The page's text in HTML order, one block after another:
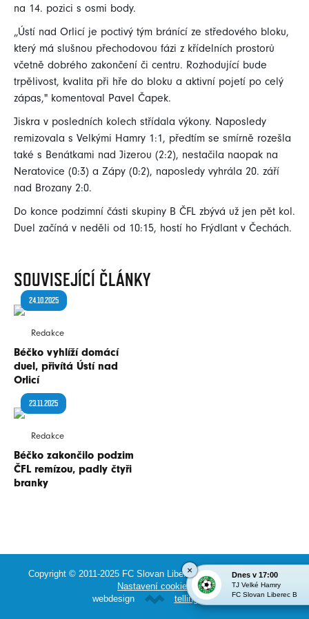
na 14. pozici s osmi body.
„Ústí nad Orlicí je poctivý tým bránící ze středového bloku,
který má slušnou přechodovou fázi z křídelních prostorů
včetně dobrého zakončení či centru. Rozhodující bude
trpělivost, kvalita při hře do bloku a aktivní pojetí po celý
zápas," komentoval Pavel Čapek.
Jiskra v posledních kolech střídala výkony. Naposledy
remizovala s Velkými Hamry 1:1, předtím se smírně rozešla
také s Benátkami nad Jizerou (2:2), nestačila naopak na
Neratovice (0:3) a Zápy (0:2), naposledy vyhrála 20. září
nad Brozany 2:0.
Do konce podzimní části skupiny B ČFL zbývá už jen pět kol.
Duel začíná v neděli od 10:15, hostí ho Frýdlant v Čechách.
SOUVISEJÍCÍ ČLÁNKY
24.10.2025
Redakce
Béčko vyhlíží domácí
duel, přivítá Ústí nad
Orlicí
23.11.2025
Redakce
Béčko zakončilo podzim
ČFL remízou, padly čtyři
branky
Copyright © 2011-2025 FC Slovan Liberec &eSports.cz, s.r.o.|
Nastavení cookies
webdesign
tellinger.cz
× Dnes v 17:00
TJ Velké Hamry
FC Slovan Liberec B